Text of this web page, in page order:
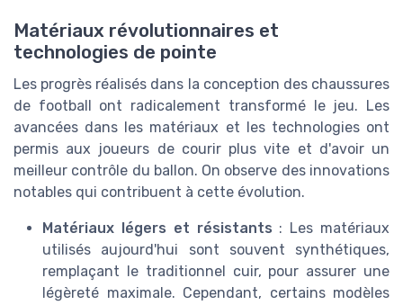
Matériaux révolutionnaires et
technologies de pointe
Les progrès réalisés dans la conception des chaussures
de football ont radicalement transformé le jeu. Les
avancées dans les matériaux et les technologies ont
permis aux joueurs de courir plus vite et d'avoir un
meilleur contrôle du ballon. On observe des innovations
notables qui contribuent à cette évolution.
Matériaux légers et résistants : Les matériaux
utilisés aujourd'hui sont souvent synthétiques,
remplaçant le traditionnel cuir, pour assurer une
légèreté maximale. Cependant, certains modèles